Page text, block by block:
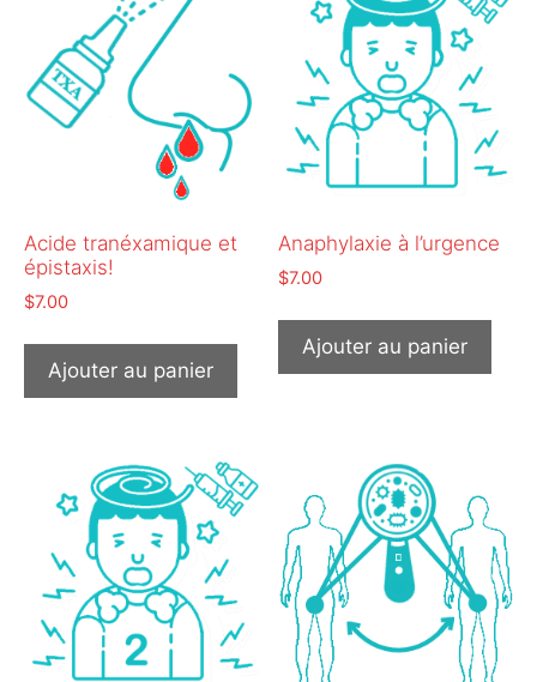
Acide tranéxamique et
épistaxis!
$7.00
Ajouter au panier
Anaphylaxie à l’urgence
$7.00
Ajouter au panier